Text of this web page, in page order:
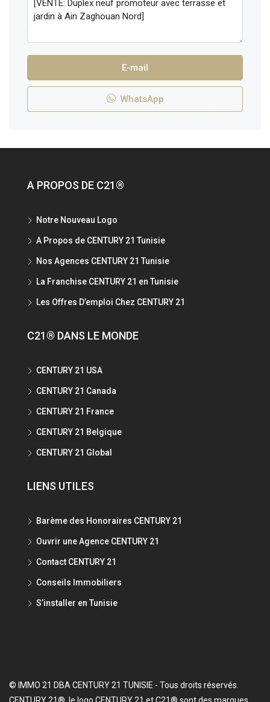
E-mail
WhatsApp
A PROPOS DE C21®
Notre Nouveau Logo
A Propos de CENTURY 21 Tunisie
Nos Agences CENTURY 21 Tunisie
La Franchise CENTURY 21 en Tunisie
Les Offres D’emploi Chez CENTURY 21
C21® DANS LE MONDE
CENTURY 21 USA
CENTURY 21 Canada
CENTURY 21 France
CENTURY 21 Belgique
CENTURY 21 Global
LIENS UTILES
Barème des Honoraires CENTURY 21
Ouvrir une Agence CENTURY 21
Contact CENTURY 21
Conseils Immobiliers
S’installer en Tunisie
© IMMO 21 DBA CENTURY 21 TUNISIE - Tous droits réservés.